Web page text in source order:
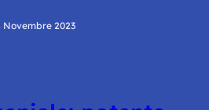
Novembre 2023